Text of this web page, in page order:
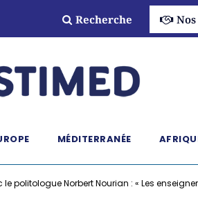
Recherche
MÉDITERRANÉE
politologue Norbert Nourian : « Les